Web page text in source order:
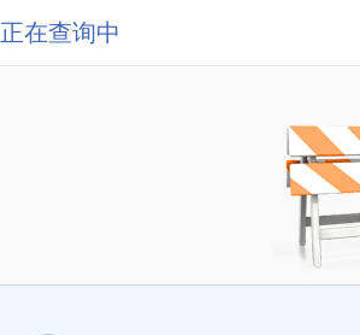
正在查询中